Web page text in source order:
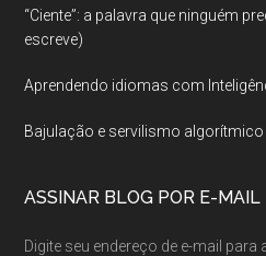
“Ciente”: a palavra que ninguém
escreve)
Aprendendo idiomas com
Bajulação e servilismo algorítmico
ASSINAR BLOG POR E-MAIL
Digite seu endereço de e-mail